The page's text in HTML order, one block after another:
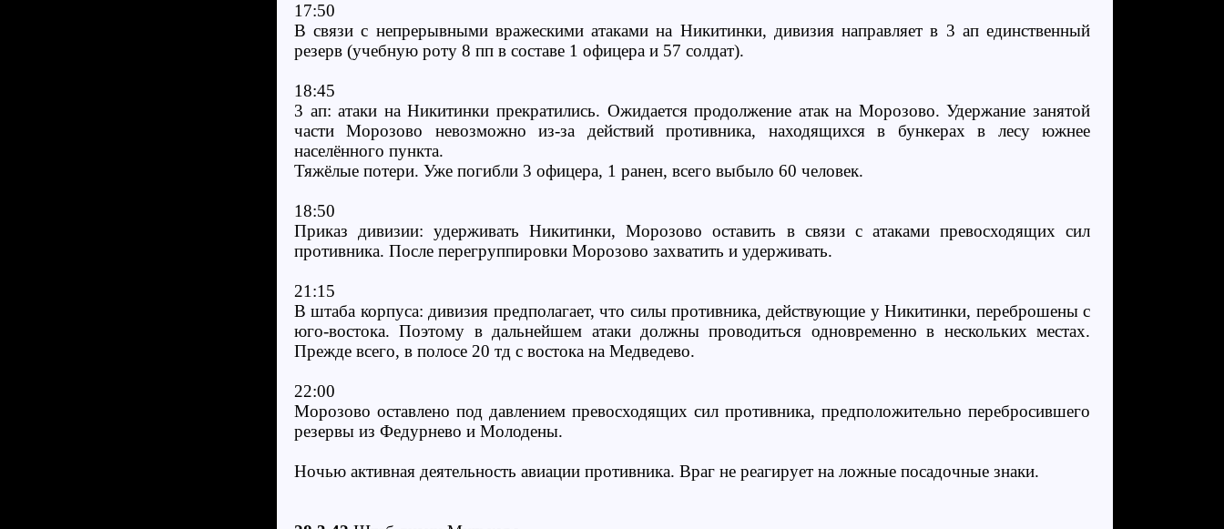
17:50
В связи с непрерывными вражескими атаками на Никитинки, дивизия направляет в 3 ап единственный
резерв (учебную роту 8 пп в составе 1 офицера и 57 солдат).
18:45
3 ап: атаки на Никитинки прекратились. Ожидается продолжение атак на Морозово. Удержание занятой
части Морозово невозможно из-за действий противника, находящихся в бункерах в лесу южнее
населённого пункта.
Тяжёлые потери. Уже погибли 3 офицера, 1 ранен, всего выбыло 60 человек.
18:50
Приказ дивизии: удерживать Никитинки, Морозово оставить в связи с атаками превосходящих сил
противника. После перегруппировки Морозово захватить и удерживать.
21:15
В штаба корпуса: дивизия предполагает, что силы противника, действующие у Никитинки, переброшены с
юго-востока. Поэтому в дальнейшем атаки должны проводиться одновременно в нескольких местах.
Прежде всего, в полосе 20 тд с востока на Медведево.
22:00
Морозово оставлено под давлением превосходящих сил противника, предположительно перебросившего
резервы из Федурнево и Молодены.
Ночью активная деятельность авиации противника. Враг не реагирует на ложные посадочные знаки.